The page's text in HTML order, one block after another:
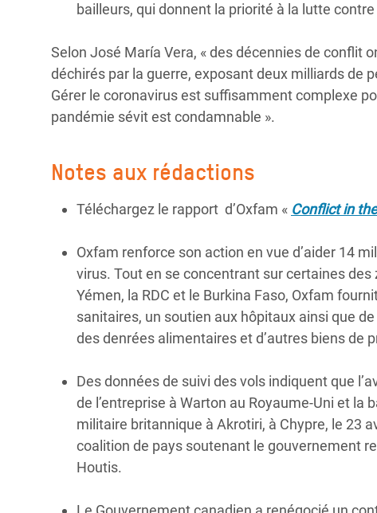
bailleurs, qui donnent la priorité à la lutte
Selon José María Vera, « des décennies de conflit
déchirés par la guerre, exposant deux milliards de
Gérer le coronavirus est suffisamment complexe
pandémie sévit est condamnable ».
Notes aux rédactions
Téléchargez le rapport d’Oxfam « Conflict in
Oxfam renforce son action en vue d’aider 14
virus. Tout en se concentrant sur certaines
Yémen, la RDC et le Burkina Faso, Oxfam
sanitaires, un soutien aux hôpitaux ainsi que
des denrées alimentaires et d’autres biens de
Des données de suivi des vols indiquent que
de l’entreprise à Warton au Royaume-Uni et la
militaire britannique à Akrotiri, à Chypre, le 23
coalition de pays soutenant le gouvernement
Houtis.